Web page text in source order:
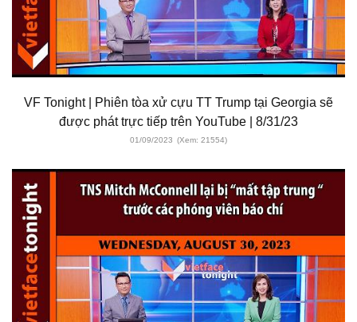
VF Tonight | Phiên tòa xử cựu TT Trump tại Georgia sẽ
được phát trực tiếp trên YouTube | 8/31/23
01/09/2023 (Xem: 21554)